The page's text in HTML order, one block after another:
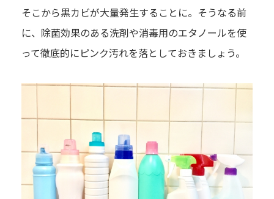
そこから黒カビが大量発生することに。そうなる前
に、除菌効果のある洗剤や消毒用のエタノールを使
って徹底的にピンク汚れを落としておきましょう。